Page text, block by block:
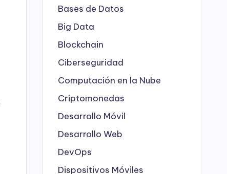
Bases de Datos
Big Data
Blockchain
Ciberseguridad
Computación en la Nube
Criptomonedas
Desarrollo Móvil
Desarrollo Web
DevOps
Dispositivos Móviles